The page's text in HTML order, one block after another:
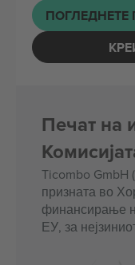
ПОГЛЕДНЕТЕ
Печат на
Ticombo GmbH
призната во
финансирање
ЕУ, за